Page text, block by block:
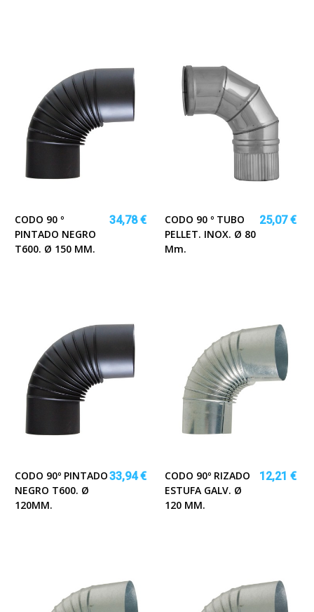
CODO 90 º
PINTADO NEGRO
T600. Ø 150 MM.
34,78 €
CODO 90 º TUBO
PELLET. INOX. Ø 80
Mm.
25,07 €
CODO 90º PINTADO
NEGRO T600. Ø
120MM.
33,94 €
CODO 90º RIZADO
ESTUFA GALV. Ø
120 MM.
12,21 €